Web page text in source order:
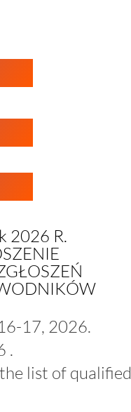
2026 R.​
17, 2026.
.
list of qualified